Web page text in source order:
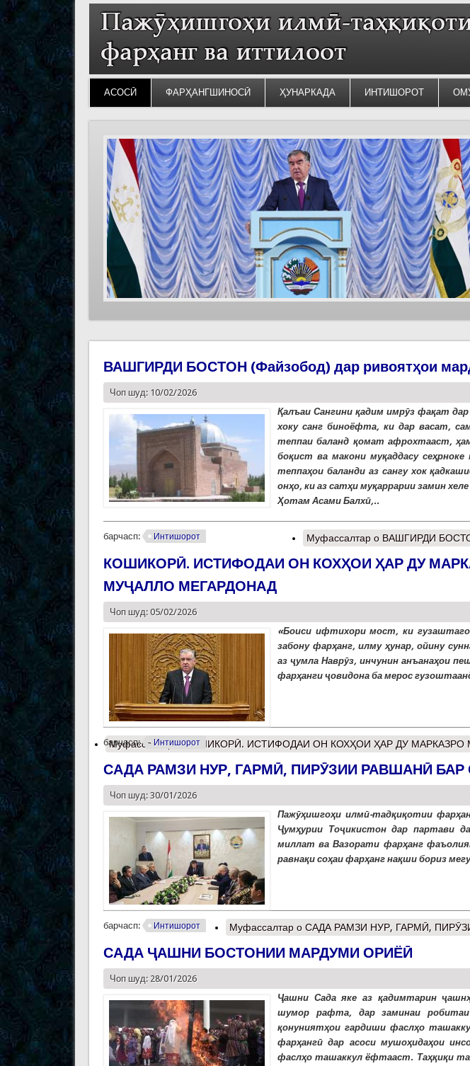
АСОСӢ ФАРҲАНГШИНОСӢ ҲУНАРКАДА ИНТИШОРОТ
ВАШГИРДИ БОСТОН (Файзобод) дар ривоятҳои
Чоп шуд: 10/02/2026
Қалъаи Сангини қадим имрӯз фақат
хоку санг биноёфта, ки дар васат,
теппаи баланд қомат афрохтааст,
боқист ва макони муқаддасу
теппаҳои баланди аз сангу хок
онҳо, ки аз сатҳи муқаррарии замин
Ҳотам Асами Балхӣ,..
барчасп: Интишорот Муфассалтар о ВАШГИРДИ
КОШИКОРӢ. ИСТИФОДАИ ОН КОХҲОИ ҲАР ДУ
МУҶАЛЛО МЕГАРДОНАД
Чоп шуд: 05/02/2026
«Боиси ифтихори мост, ки
забону фарҳанг, илму ҳунар, ойину
аз ҷумла Наврӯз, инчунин анъанаҳои
фарҳанги ҷовидона ба мерос
барчасп: Интишорот
Муфассалтаро КОШИКОРӢ. ИСТИФОДАИ ОН КОХҲОИ ҲАР ДУ
САДА РАМЗИ НУР, ГАРМӢ, ПИРӮЗИИ РАВШАНӢ
Чоп шуд: 30/01/2026
Пажӯҳишгоҳи илмӣ-тадқиқотии
Ҷумҳурии Тоҷикистон дар партави
миллат ва Вазорати фарҳанг
равнақи соҳаи фарҳанг нақши бориз
барчасп: Интишорот Муфассалтар о САДА РАМЗИ НУР, ГАРМӢ,
САДА ҶАШНИ БОСТОНИИ МАРДУМИ ОРИЁӢ
Чоп шуд: 28/01/2026
Ҷашни Сада яке аз қадимтарин
шумор рафта, дар заминаи
қонуниятҳои гардиши фаслҳо
фарҳангӣ дар асоси мушоҳидаҳои
фаслҳо ташаккул ёфтааст. Таҳқиқи